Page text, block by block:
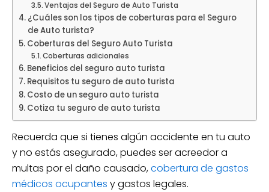
Ventajas del Seguro de Auto Turista
¿Cuáles son los tipos de coberturas para el Seguro
de Auto turista?
Coberturas del Seguro Auto Turista
Coberturas adicionales
Beneficios del seguro auto turista
Requisitos tu seguro de auto turista
Costo de un seguro auto turista
Cotiza tu seguro de auto turista
Recuerda que si tienes algún accidente en tu auto
y no estás asegurado, puedes ser acreedor a
multas por el daño causado,cobertura de gastos
médicos ocupantes y gastos legales.